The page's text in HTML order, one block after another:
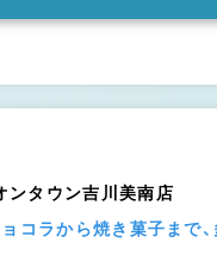
タウン吉川美南店
コラから焼き菓子まで